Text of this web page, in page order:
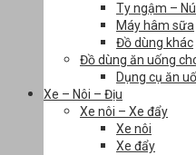
Ty ngậm –
Máy hâm sữa
Đồ dùng khác
Đồ dùng ăn uống
Dụng cụ ăn
Xe – Nôi – Địu
Xe nôi – Xe đẩy
Xe nôi
Xe đẩy